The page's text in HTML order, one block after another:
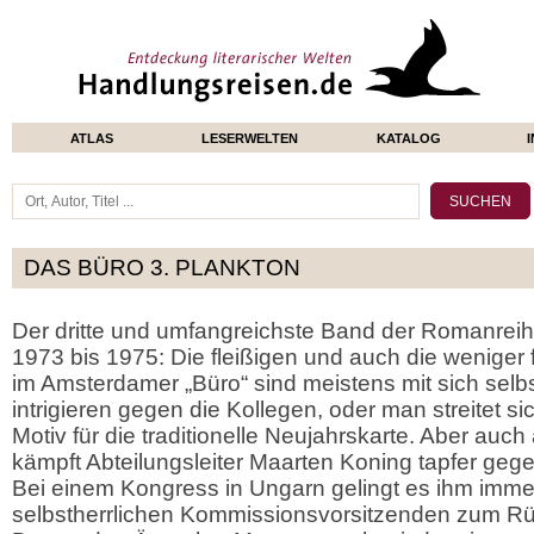
ATLAS LESERWELTEN KATALOG
DAS BÜRO 3. PLANKTON
Der dritte und umfangreichste Band der
1973 bis 1975: Die fleißigen und auch die
im Amsterdamer „Büro“ sind meistens mit sich
intrigieren gegen die Kollegen, oder man streitet
Motiv für die traditionelle Neujahrskarte. Aber
kämpft Abteilungsleiter Maarten Koning tapfer
Bei einem Kongress in Ungarn gelingt es ihm
selbstherrlichen Kommissionsvorsitzenden zum